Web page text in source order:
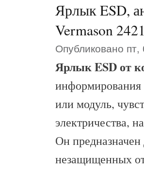
Ярлык ESD,
Vermason
Опубликовано
Ярлык ESD от
информирования
или модуль,
электричества,
Он
незащищенных